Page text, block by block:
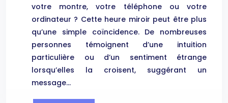
votre montre, votre téléphone ou votre
ordinateur ? Cette heure miroir peut être plus
qu’une simple coïncidence. De nombreuses
personnes témoignent d’une intuition
particulière ou d’un sentiment étrange
lorsqu’elles la croisent, suggérant un
message…